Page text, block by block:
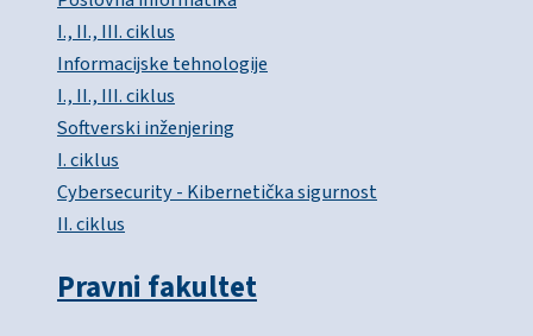
I., II., III. ciklus
Informacijske tehnologije
I., II., III. ciklus
Softverski inženjering
I. ciklus
Cybersecurity - Kibernetička sigurnost
II. ciklus
Pravni fakultet